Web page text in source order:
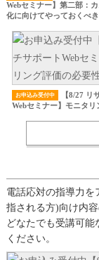
Webセミナー】第二部：
化に向けてやっておくべ
総合推進法の施行を見据
セミナー～
お申込み受付中
【8/27 リ
Webセミナー】モニタ
電話応対の指導力を
指される方)向け内
どなたでも受講可能
ください。